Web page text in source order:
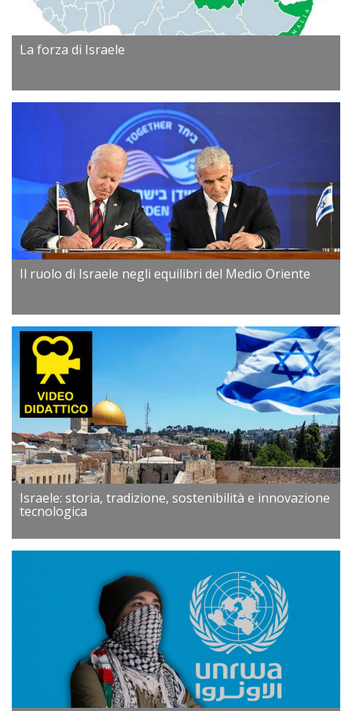
La forza di Israele
Il ruolo di Israele negli equilibri del Medio Oriente
Israele: storia, tradizione, sostenibilità e innovazione
tecnologica